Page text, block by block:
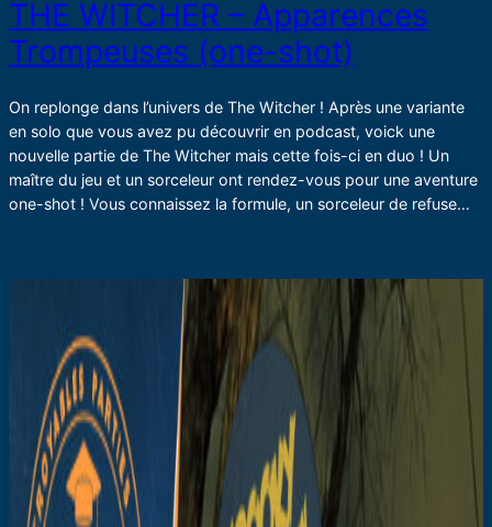
THE WITCHER – Apparences
Trompeuses (one-shot)
On replonge dans l’univers de The Witcher ! Après une variante
en solo que vous avez pu découvrir en podcast, voick une
nouvelle partie de The Witcher mais cette fois-ci en duo ! Un
maître du jeu et un sorceleur ont rendez-vous pour une aventure
one-shot ! Vous connaissez la formule, un sorceleur de refuse…